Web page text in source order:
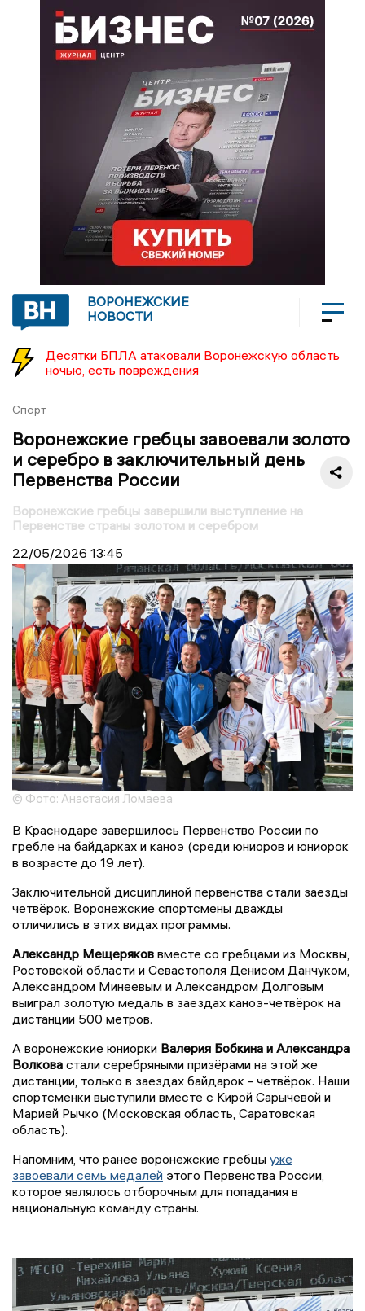
ВОРОНЕЖСКИЕ
НОВОСТИ
Десятки БПЛА атаковали Воронежскую область
ночью, есть повреждения
Спорт
Воронежские гребцы завоевали золото
и серебро в заключительный день
Первенства России
Воронежские гребцы завершили выступление на
Первенстве страны золотом и серебром
22/05/2026 13:45
© Фото: Анастасия Ломаева
В Краснодаре завершилось Первенство России по
гребле на байдарках и каноэ (среди юниоров и юниорок
в возрасте до 19 лет).
Заключительной дисциплиной первенства стали заезды
четвёрок. Воронежские спортсмены дважды
отличились в этих видах программы.
Александр Мещеряков вместе со гребцами из Москвы,
Ростовской области и Севастополя Денисом Данчуком,
Александром Минеевым и Александром Долговым
выиграл золотую медаль в заездах каноэ-четвёрок на
дистанции 500 метров.
А воронежские юниорки Валерия Бобкина и Александра
Волкова стали серебряными призёрами на этой же
дистанции, только в заездах байдарок - четвёрок. Наши
спортсменки выступили вместе с Кирой Сарычевой и
Марией Рычко (Московская область, Саратовская
область).
Напомним, что ранее воронежские гребцы уже
завоевали семь медалей этого Первенства России,
которое являлось отборочным для попадания в
национальную команду страны.